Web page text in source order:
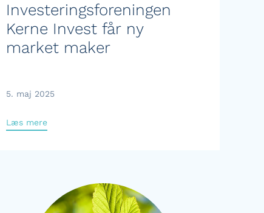
Investeringsforeningen
Kerne Invest får ny
market maker
5. maj 2025
Læs mere